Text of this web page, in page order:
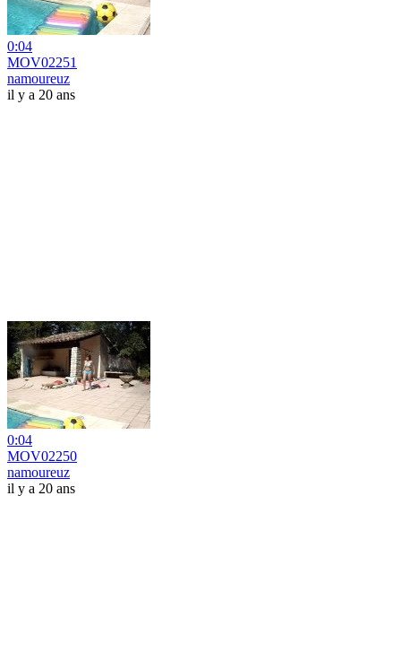
0:04
MOV02251
namoureuz
il y a 20 ans
0:04
MOV02250
namoureuz
il y a 20 ans